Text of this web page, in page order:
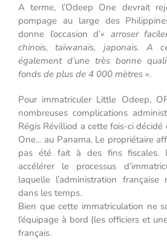
A terme, l’Odeep One devrait
pompage au large des
donne l’occasion d’« arroser
chinois, taïwanais, japonais. A
également d’une très bonne
fonds de plus de 4 000 mètres ».
Pour immatriculer Little Odeep,
nombreuses complications
Régis Révilliod a cette fois-ci décidé
One… au Panama. Le propriétaire
pas été fait à des fins fiscales.
accélérer le processus
laquelle l’administration
dans les temps.
Bien que cette immatriculation ne
l’équipage à bord (les officiers et
français.